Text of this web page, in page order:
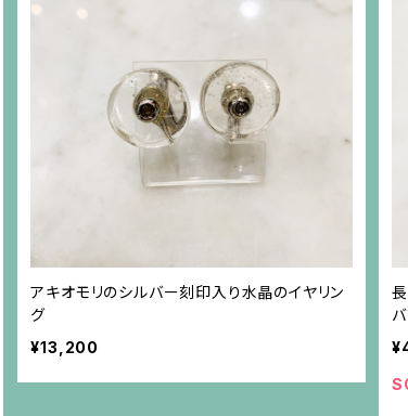
アキオモリのシルバー刻印入り水晶のイヤリン
グ
¥13,200